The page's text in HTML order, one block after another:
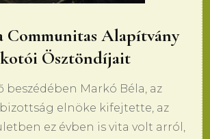
Communitas Alapítvány
Ösztöndíjait
beszédében Markó Béla, az
elnöke kifejtette, az
ez évben is vita volt arról,